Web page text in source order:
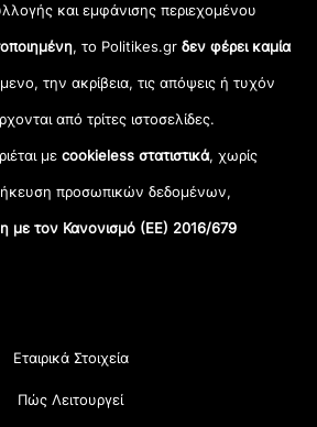
και εμφάνισης περιεχομένου
, το Politikes.grδεν φέρει καμία
την ακρίβεια, τις απόψεις ή τυχόν
από τρίτες ιστοσελίδες.
μεcookieless στατιστικά, χωρίς
προσωπικών δεδομένων,
με τον Κανονισμό (ΕΕ) 2016/679
Εταιρικά Στοιχεία
Πώς Λειτουργεί